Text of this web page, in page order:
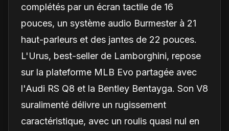
complétés par un écran tactile de 16
pouces, un système audio Burmester à 21
haut-parleurs et des jantes de 22 pouces.
L'Urus, best-seller de Lamborghini, repose
sur la plateforme MLB Evo partagée avec
l'Audi RS Q8 et la Bentley Bentayga. Son V8
suralimenté délivre un rugissement
caractéristique, avec un roulis quasi nul en